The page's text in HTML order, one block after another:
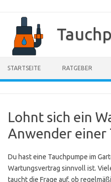
springen
STARTSEITE RATGEBER
Lohnt sich ein
Anwender einer
Du hast eine Tauchpumpe im
Wartungsvertrag sinnvoll ist.
taucht die Frage auf, ob